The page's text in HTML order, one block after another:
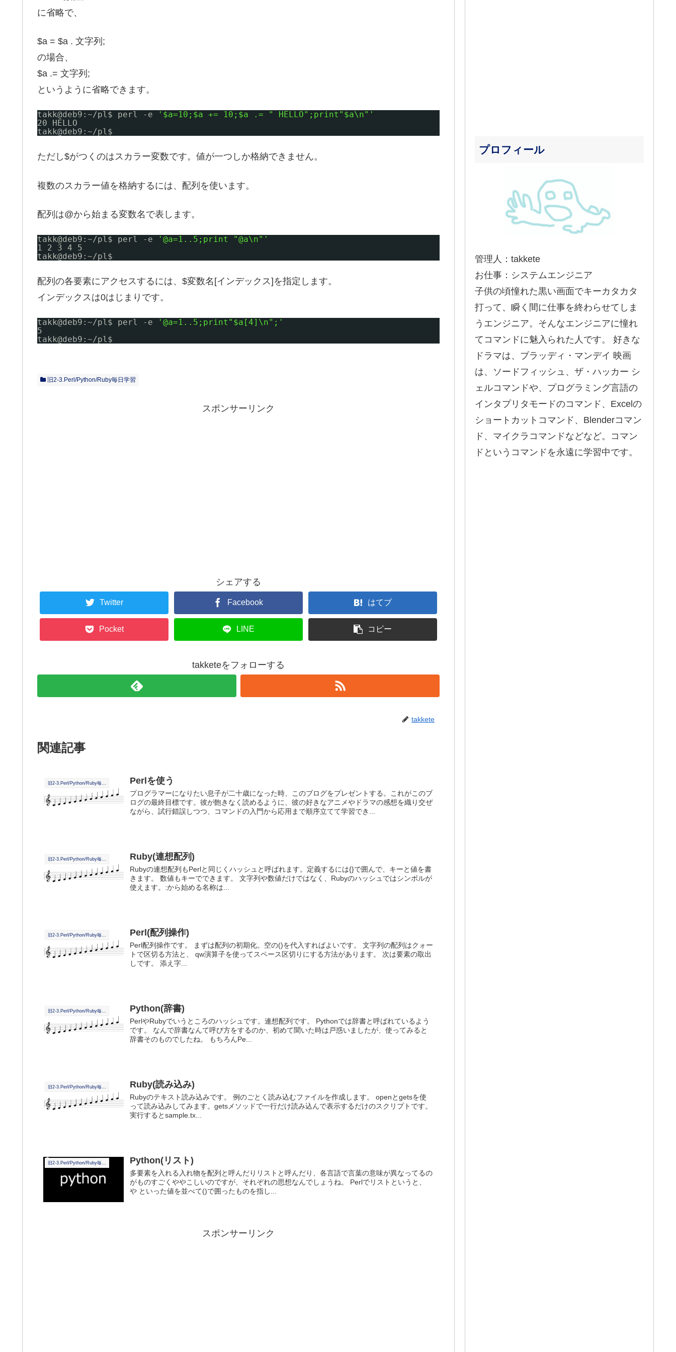
に省略で、
$a = $a . 文字列;
の場合、
$a .= 文字列;
というように省略できます。
takk@deb9:~/pl$ perl -e
'$a=10;$a += 10;$a .= " HELLO";print"$a\n"'
20 HELLO
takk@deb9:~/pl$
ただし$がつくのはスカラー変数です。値が一つしか格納できません。
複数のスカラー値を格納するには、配列を使います。
配列は@から始まる変数名で表します。
takk@deb9:~/pl$ perl -e
'@a=1..5;print "@a\n"'
1 2 3 4 5
takk@deb9:~/pl$
配列の各要素にアクセスするには、$変数名[インデックス]を指定します。
インデックスは0はじまりです。
takk@deb9:~/pl$ perl -e
'@a=1..5;print"$a[4]\n";'
5
takk@deb9:~/pl$
旧2-3.Perl/Python/Ruby毎日学習
スポンサーリンク
シェアする
Twitter Facebook はてブ
Pocket LINE コピー
takketeをフォローする
takkete
関連記事
旧2-3.Perl/Python/Ruby毎日学習 Perlを使う
プログラマーになりたい息子が二十歳になった時、このブログをプレゼントする。これがこのブ
ログの最終目標です。彼が飽きなく読めるように、彼の好きなアニメやドラマの感想を織り交ぜ
ながら、試行錯誤しつつ、コマンドの入門から応用まで順序立てて学習でき...
旧2-3.Perl/Python/Ruby毎日学習 Ruby(連想配列)
Rubyの連想配列もPerlと同じくハッシュと呼ばれます。定義するには{}で囲んで、キーと値を書
きます。 数値もキーでできます。 文字列や数値だけではなく、Rubyのハッシュではシンボルが
使えます。:から始める名称は...
旧2-3.Perl/Python/Ruby毎日学習 Perl(配列操作)
Perl配列操作です。 まずは配列の初期化。空の()を代入すればよいです。 文字列の配列はクォー
トで区切る方法と、 qw演算子を使ってスペース区切りにする方法があります。 次は要素の取出
しです。 添え字...
旧2-3.Perl/Python/Ruby毎日学習 Python(辞書)
PerlやRubyでいうところのハッシュです。連想配列です。 Pythonでは辞書と呼ばれているよう
です。 なんで辞書なんて呼び方をするのか、初めて聞いた時は戸惑いましたが、使ってみると
辞書そのものでしたね。 もちろんPe...
旧2-3.Perl/Python/Ruby毎日学習 Ruby(読み込み)
Rubyのテキスト読み込みです。 例のごとく読み込むファイルを作成します。 openとgetsを使
って読み込みしてみます。getsメソッドで一行だけ読み込んで表示するだけのスクリプトです。
実行するとsample.tx...
旧2-3.Perl/Python/Ruby毎日学習 Python(リスト)
多要素を入れる入れ物を配列と呼んだりリストと呼んだり、各言語で言葉の意味が異なってるの
がものすごくややこしいのですが、それぞれの思想なんでしょうね。 Perlでリストというと、
や といった値を並べて()で囲ったものを指し...
スポンサーリンク
プロフィール
管理人：takkete
お仕事：システムエンジニア
子供の頃憧れた黒い画面でキーカタカタ
打って、瞬く間に仕事を終わらせてしま
うエンジニア。そんなエンジニアに憧れ
てコマンドに魅入られた人です。 好きな
ドラマは、ブラッディ・マンデイ 映画
は、ソードフィッシュ、ザ・ハッカー シ
ェルコマンドや、プログラミング言語の
インタプリタモードのコマンド、Excelの
ショートカットコマンド、Blenderコマン
ド、マイクラコマンドなどなど。コマン
ドというコマンドを永遠に学習中です。